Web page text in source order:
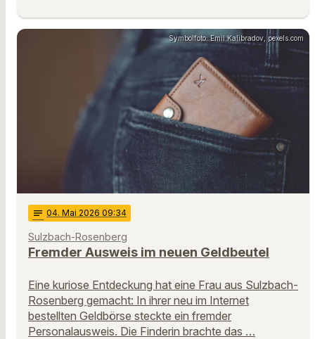
Symbolfoto: Emil Kalibradov, pexels.com
notes 04. Mai 2026 09:34
Sulzbach-Rosenberg
Fremder Ausweis im neuen Geldbeutel
Eine kuriose Entdeckung hat eine Frau aus Sulzbach-
Rosenberg gemacht: In ihrer neu im Internet
bestellten Geldbörse steckte ein fremder
Personalausweis. Die Finderin brachte das …